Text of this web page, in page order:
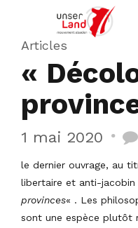
Articles
«
1 mai 2020
le dernier ouvrage, au
libertaire et anti-jacobin
provinces« . Les
sont une espèce plutôt